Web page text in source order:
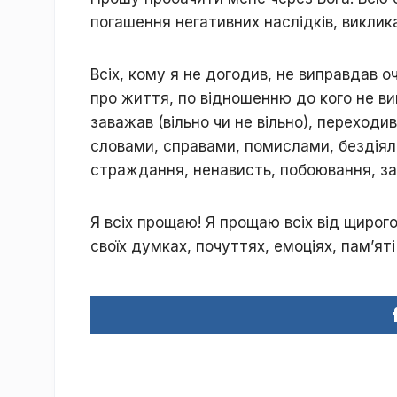
погашення негативних наслідків,
Всіх, кому я не догодив, не виправдав
про життя, по відношенню до кого не
заважав (вільно чи не вільно),
словами, справами, помислами,
страждання, ненависть, побоювання,
Я всіх прощаю! Я прощаю всіх від
своїх думках, почуттях, емоціях,